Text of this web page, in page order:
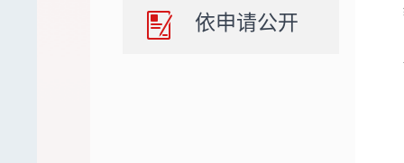
依申请公开